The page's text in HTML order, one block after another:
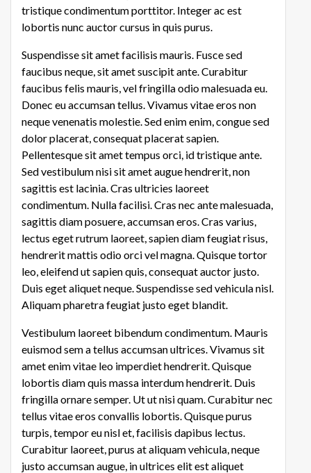
tristique condimentum porttitor. Integer ac est
lobortis nunc auctor cursus in quis purus.
Suspendisse sit amet facilisis mauris. Fusce sed
faucibus neque, sit amet suscipit ante. Curabitur
faucibus felis mauris, vel fringilla odio malesuada eu.
Donec eu accumsan tellus. Vivamus vitae eros non
neque venenatis molestie. Sed enim enim, congue sed
dolor placerat, consequat placerat sapien.
Pellentesque sit amet tempus orci, id tristique ante.
Sed vestibulum nisi sit amet augue hendrerit, non
sagittis est lacinia. Cras ultricies laoreet
condimentum. Nulla facilisi. Cras nec ante malesuada,
sagittis diam posuere, accumsan eros. Cras varius,
lectus eget rutrum laoreet, sapien diam feugiat risus,
hendrerit mattis odio orci vel magna. Quisque tortor
leo, eleifend ut sapien quis, consequat auctor justo.
Duis eget aliquet neque. Suspendisse sed vehicula nisl.
Aliquam pharetra feugiat justo eget blandit.
Vestibulum laoreet bibendum condimentum. Mauris
euismod sem a tellus accumsan ultrices. Vivamus sit
amet enim vitae leo imperdiet hendrerit. Quisque
lobortis diam quis massa interdum hendrerit. Duis
fringilla ornare semper. Ut ut nisi quam. Curabitur nec
tellus vitae eros convallis lobortis. Quisque purus
turpis, tempor eu nisl et, facilisis dapibus lectus.
Curabitur laoreet, purus at aliquam vehicula, neque
justo accumsan augue, in ultrices elit est aliquet